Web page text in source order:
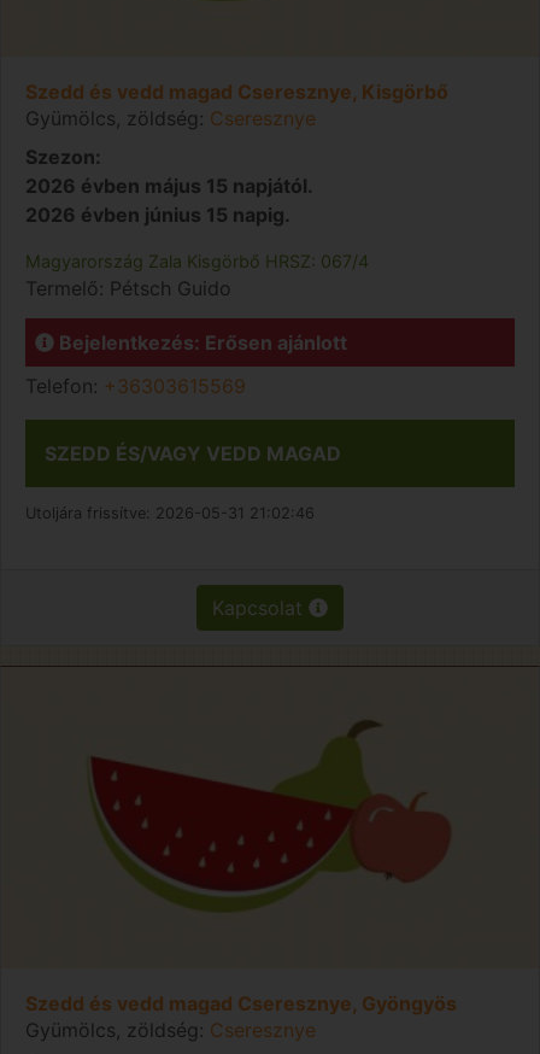
Szedd és vedd magad Cseresznye, Kisgörbő
Gyümölcs, zöldség: Cseresznye
Szezon:
2026 évben május 15 napjától.
2026 évben június 15 napig.
Magyarország Zala Kisgörbő HRSZ: 067/4
Termelő: Pétsch Guido
Bejelentkezés: Erősen ajánlott
Telefon: +36303615569
SZEDD ÉS/VAGY VEDD MAGAD
Utoljára frissítve: 2026-05-31 21:02:46
Kapcsolat
Szedd és vedd magad Cseresznye, Gyöngyös
Gyümölcs, zöldség: Cseresznye